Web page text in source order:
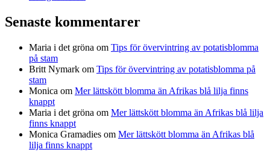
Senaste kommentarer
Maria i det gröna om Tips för övervintring av potatisblomma
på stam
Britt Nymark om Tips för övervintring av potatisblomma på
stam
Monica om Mer lättskött blomma än Afrikas blå lilja finns
knappt
Maria i det gröna om Mer lättskött blomma än Afrikas blå lilja
finns knappt
Monica Gramadies om Mer lättskött blomma än Afrikas blå
lilja finns knappt